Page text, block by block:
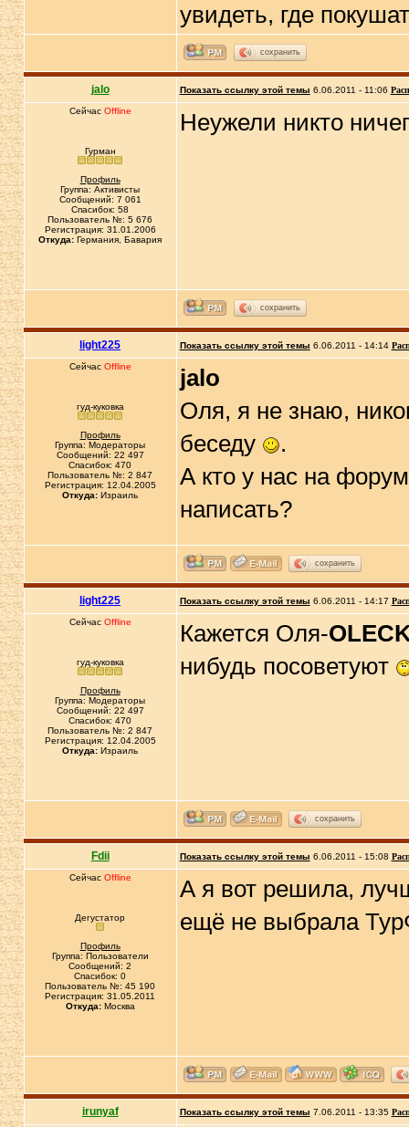
увидеть, где
сохранить
jalo Показать ссылку этой темы 6.06.2011 - 11:06
Сейчас Offline
Гурман
Профиль
Группа: Активисты
Сообщений: 7 061
Спасибок: 58
Пользователь №: 5 676
Регистрация: 31.01.2006
Откуда: Германия, Бавария
Неужели никто
сохранить
light225 Показать ссылку этой темы 6.06.2011 - 14:14
Сейчас Offline
гуд-куковка
Профиль
Группа: Модераторы
Сообщений: 22 497
Спасибок: 470
Пользователь №: 2 847
Регистрация: 12.04.2005
Откуда: Израиль
jalo
Оля, я не знаю,
беседу
.
А кто у нас на
написать?
сохранить
light225 Показать ссылку этой темы 6.06.2011 - 14:17
Сейчас Offline
гуд-куковка
Профиль
Группа: Модераторы
Сообщений: 22 497
Спасибок: 470
Пользователь №: 2 847
Регистрация: 12.04.2005
Откуда: Израиль
Кажется Оля-
нибудь посоветуют
сохранить
Fdii Показать ссылку этой темы 6.06.2011 - 15:08
Сейчас Offline
Дегустатор
Профиль
Группа: Пользователи
Сообщений: 2
Спасибок: 0
Пользователь №: 45 190
Регистрация: 31.05.2011
Откуда:Москва
А я вот решила,
ещё не выбрала
irunyaf Показать ссылку этой темы 7.06.2011 - 13:35